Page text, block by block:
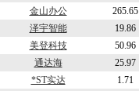
金山办公 265.65
泽宇智能 19.86
美登科技 50.96
通达海 25.97
*ST实达 1.71